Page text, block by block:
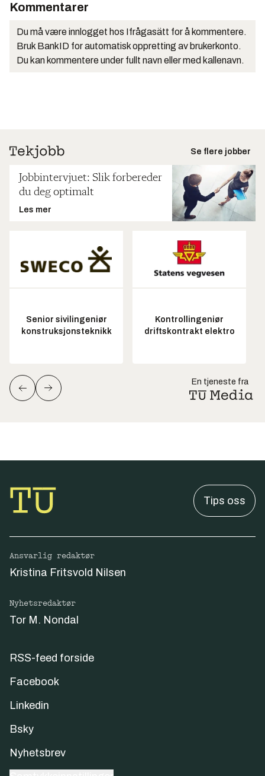
Kommentarer
Du må være innlogget hos Ifrågasätt for å kommentere.
Bruk BankID for automatisk oppretting av brukerkonto.
Du kan kommentere under fullt navn eller med kallenavn.
Se flere jobber
Jobbintervjuet: Slik forbereder
du deg optimalt
Les mer
Senior sivilingeniør
konstruksjonsteknikk
Kontrollingeniør
driftskontrakt elektro
En tjeneste fra
Tips oss
Ansvarlig redaktør
Kristina Fritsvold Nilsen
Nyhetsredaktør
Tor M. Nondal
RSS-feed forside
Facebook
Linkedin
Bsky
Nyhetsbrev